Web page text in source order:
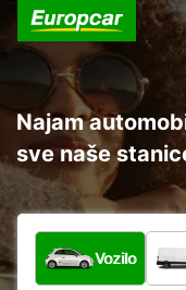
Najam
sve naše
Koja vrsta vozila?
Vozilo